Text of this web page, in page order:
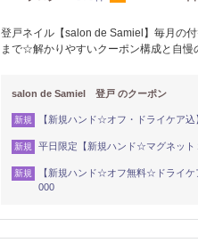
登戸ネイル【salon de Samiel】毎月の
まで☆解かりやすいクーポン構成と自
salon de Samiel 登戸 のクーポン
新規 【新規ハンド☆オフ・ドライケア
新規 平日限定【新規ハンド☆マグネット
新規
【新規ハンド☆オフ無料☆ドライ
000